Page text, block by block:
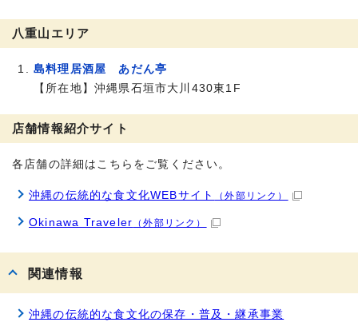
八重山エリア
島料理居酒屋 あだん亭
【所在地】沖縄県石垣市大川430東1F
店舗情報紹介サイト
各店舗の詳細はこちらをご覧ください。
沖縄の伝統的な食文化WEBサイト （外部リンク）
Okinawa Traveler （外部リンク）
関連情報
沖縄の伝統的な食文化の保存・普及・継承事業